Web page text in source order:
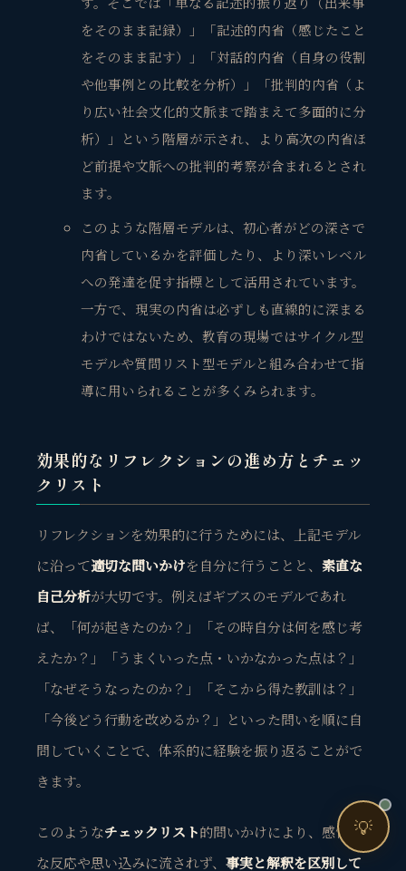
をそのまま記録）」「記述的内省（感じたこと
をそのまま記す）」「対話的内省（自身の役割
や他事例との比較を分析）」「批判的内省（よ
り広い社会文化的文脈まで踏まえて多面的に分
析）」という階層が示され、より高次の内省ほ
ど前提や文脈への批判的考察が含まれるとされ
ます。
このような階層モデルは、初心者がどの深さで
内省しているかを評価したり、より深いレベル
への発達を促す指標として活用されています。
一方で、現実の内省は必ずしも直線的に深まる
わけではないため、教育の現場ではサイクル型
モデルや質問リスト型モデルと組み合わせて指
導に用いられることが多くみられます。
効果的なリフレクションの進め方とチェッ
クリスト
リフレクションを効果的に行うためには、上記モデル
に沿って適切な問いかけを自分に行うことと、 素直な
自己分析が大切です。例えばギブスのモデルであれ
ば、「何が起きたのか？」「その時自分は何を感じ考
えたか？」「うまくいった点・いかなかった点は？」
「なぜそうなったのか？」「そこから得た教訓は？」
「今後どう行動を改めるか？」といった問いを順に自
問していくことで、体系的に経験を振り返ることがで
きます。
このようなチェックリスト的問いかけにより、感情的
な反応や思い込みに流されず、 事実と解釈を区別して
💡
観省庵 相談窓口
個人事業主・経営者・マーケターの方へ。
売上・集客・ブランドの悩みをお聞きします。
📈 利益を増やしたい
❤️ ファンを増やしたい
🔍 現状サイトを分析したい
🤝 コンサルティングって？
🧭 個人コーチングとは？